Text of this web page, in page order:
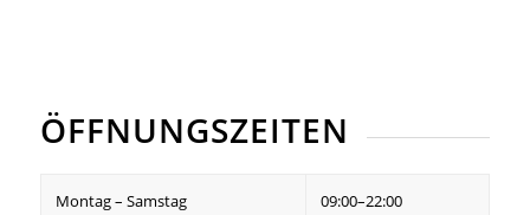
ÖFFNUNGSZEITEN
Montag – Samstag 09:00–22:00